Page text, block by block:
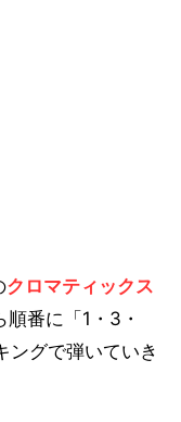
クロマティックス
番に「1・3・
ングで弾いていき